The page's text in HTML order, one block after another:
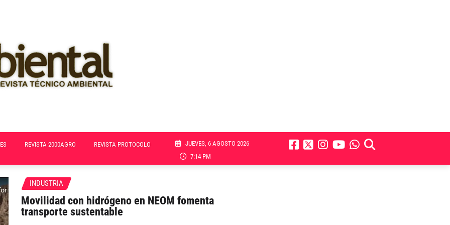
REVISTA 2000AGRO REVISTA PROTOCOLO
JUEVES, 6 AGOSTO 2026
7:14 PM
INDUSTRIA
Movilidad con hidrógeno en NEOM fomenta
transporte sustentable